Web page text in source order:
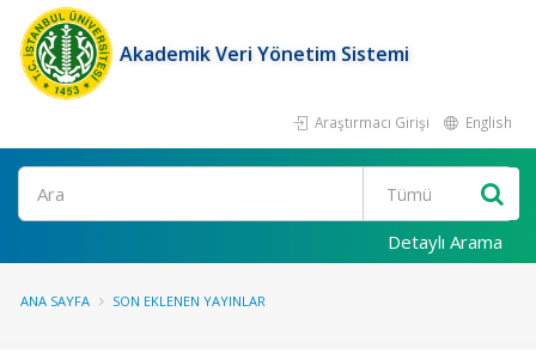
Akademik Veri Yönetim Sistemi
Araştırmacı Girişi English
Ara
Detaylı Arama
ANA SAYFA SON EKLENEN YAYINLAR